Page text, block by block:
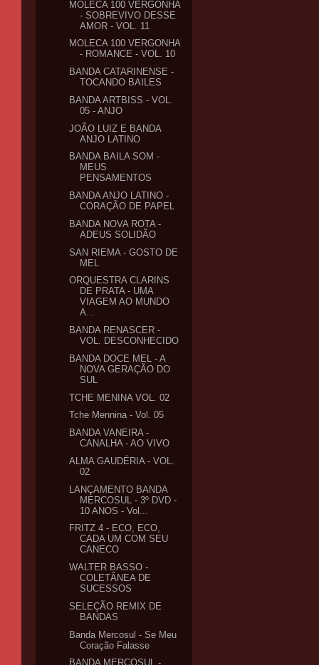
MOLECA 100 VERGONHA
- SOBREVIVO DESSE
AMOR - VOL. 11
MOLECA 100 VERGONHA
- ROMANCE - VOL. 10
BANDA CATARINENSE -
TOCANDO BAILES
BANDA ARTBISS - VOL.
05 - ANJO
JOÃO LUIZ E BANDA
ANJO LATINO
BANDA BAILA SOM -
MEUS
PENSAMENTOS
BANDA ANJO LATINO -
CORAÇÃO DE PAPEL
BANDA NOVA ROTA -
ADEUS SOLIDÃO
SAN RIEMA - GOSTO DE
MEL
ORQUESTRA CLARINS
DE PRATA - UMA
VIAGEM AO MUNDO
A...
BANDA RENASCER -
VOL. DESCONHECIDO
BANDA DOCE MEL - A
NOVA GERAÇÃO DO
SUL
TCHE MENINA VOL. 02
Tche Mennina - Vol. 05
BANDA VANEIRA -
CANALHA - AO VIVO
ALMA GAUDÉRIA - VOL.
02
LANÇAMENTO BANDA
MERCOSUL - 3º DVD -
10 ANOS - Vol...
FRITZ 4 - ECO, ECO,
CADA UM COM SEU
CANECO
WALTER BASSO -
COLETÂNEA DE
SUCESSOS
SELEÇÃO REMIX DE
BANDAS
Banda Mercosul - Se Meu
Coração Falasse
BANDA MERCOSUL -